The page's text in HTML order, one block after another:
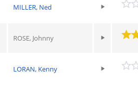
MILLER, Ned
ROSE, Johnny
LORAN, Kenny